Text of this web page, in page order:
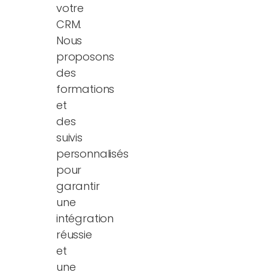
votre
CRM.
Nous
proposons
des
formations
et
des
suivis
personnalisés
pour
garantir
une
intégration
réussie
et
une